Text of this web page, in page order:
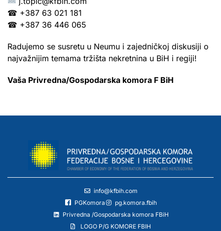
☎ +387 63 021 181
☎ +387 36 446 065
Radujemo se susretu u Neumu i zajedničkoj diskusiji o
najvažnijim temama tržišta nekretnina u BiH i regiji!
Vaša Privredna/Gospodarska komora F BiH
info@kfbih.com
PGKomora
pg.komora.fbih
Privredna /Gospodarska komora FBiH
LOGO P/G KOMORE FBIH